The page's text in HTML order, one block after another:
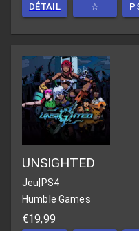
DÉTAIL ☆
UNSIGHTED
Jeu|PS4
Humble Games
€19,99